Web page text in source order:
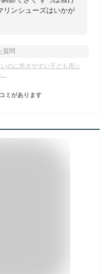
リンシューズはいかが
質問
のに乾きやすい子ども用シ
ミがあります